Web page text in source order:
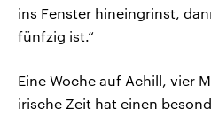
ins Fenster hineingrinst,
fünfzig ist.“
Eine Woche auf Achill, vier
irische Zeit hat einen